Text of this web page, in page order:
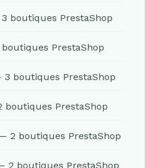
boutiques PrestaShop
PrestaShop
boutiques PrestaShop
boutiques PrestaShop
2 boutiques PrestaShop
2 boutiques PrestaShop